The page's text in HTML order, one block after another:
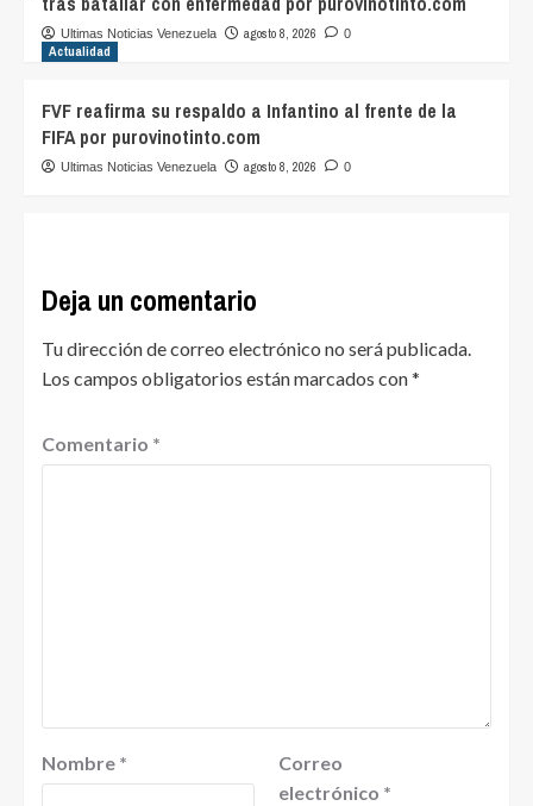
Ultimas Noticias Venezuela agosto 8, 2026 0
Actualidad
FVF reafirma su respaldo a Infantino al frente de la
FIFA por purovinotinto.com
Ultimas Noticias Venezuela agosto 8, 2026 0
Deja un comentario
Tu dirección de correo electrónico no será publicada.
Los campos obligatorios están marcados con*
Comentario *
Nombre *
Correo
electrónico *